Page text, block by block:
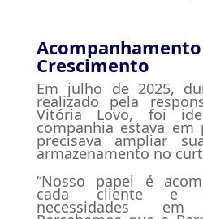
Crescimento
Em julho de 2025,
realizado pela
Vitória Lovo, foi
companhia estava em
precisava ampliar
armazenamento no
“Nosso papel é
cada cliente e
necessidades